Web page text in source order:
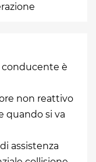
conducente è
non reattivo
quando si va
assistenza